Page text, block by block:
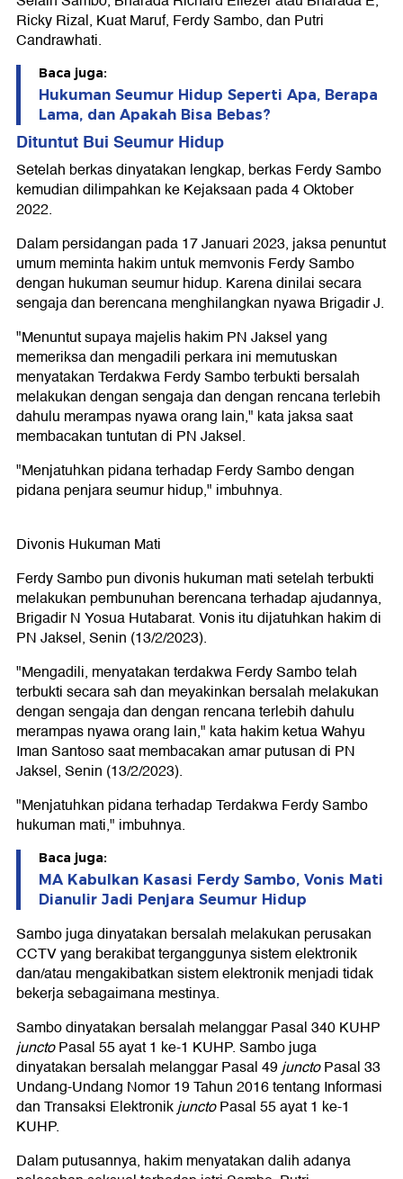
Ricky Rizal, Kuat Maruf, Ferdy Sambo, dan Putri
Candrawhati.
Baca juga:
Hukuman Seumur Hidup Seperti Apa, Berapa
Lama, dan Apakah Bisa Bebas?
Dituntut Bui Seumur Hidup
Setelah berkas dinyatakan lengkap, berkas Ferdy Sambo
kemudian dilimpahkan ke Kejaksaan pada 4 Oktober
2022.
Dalam persidangan pada 17 Januari 2023, jaksa penuntut
umum meminta hakim untuk memvonis Ferdy Sambo
dengan hukuman seumur hidup. Karena dinilai secara
sengaja dan berencana menghilangkan nyawa Brigadir J.
"Menuntut supaya majelis hakim PN Jaksel yang
memeriksa dan mengadili perkara ini memutuskan
menyatakan Terdakwa Ferdy Sambo terbukti bersalah
melakukan dengan sengaja dan dengan rencana terlebih
dahulu merampas nyawa orang lain," kata jaksa saat
membacakan tuntutan di PN Jaksel.
"Menjatuhkan pidana terhadap Ferdy Sambo dengan
pidana penjara seumur hidup," imbuhnya.
Divonis Hukuman Mati
Ferdy Sambo pun divonis hukuman mati setelah terbukti
melakukan pembunuhan berencana terhadap ajudannya,
Brigadir N Yosua Hutabarat. Vonis itu dijatuhkan hakim di
PN Jaksel, Senin (13/2/2023).
"Mengadili, menyatakan terdakwa Ferdy Sambo telah
terbukti secara sah dan meyakinkan bersalah melakukan
dengan sengaja dan dengan rencana terlebih dahulu
merampas nyawa orang lain," kata hakim ketua Wahyu
Iman Santoso saat membacakan amar putusan di PN
Jaksel, Senin (13/2/2023).
"Menjatuhkan pidana terhadap Terdakwa Ferdy Sambo
hukuman mati," imbuhnya.
Baca juga:
MA Kabulkan Kasasi Ferdy Sambo, Vonis Mati
Dianulir Jadi Penjara Seumur Hidup
Sambo juga dinyatakan bersalah melakukan perusakan
CCTV yang berakibat terganggunya sistem elektronik
dan/atau mengakibatkan sistem elektronik menjadi tidak
bekerja sebagaimana mestinya.
Sambo dinyatakan bersalah melanggar Pasal 340 KUHP
junctoPasal 55 ayat 1 ke-1 KUHP. Sambo juga
dinyatakan bersalah melanggar Pasal 49junctoPasal 33
Undang-Undang Nomor 19 Tahun 2016 tentang Informasi
dan Transaksi ElektronikjunctoPasal 55 ayat 1 ke-1
KUHP.
Dalam putusannya, hakim menyatakan dalih adanya